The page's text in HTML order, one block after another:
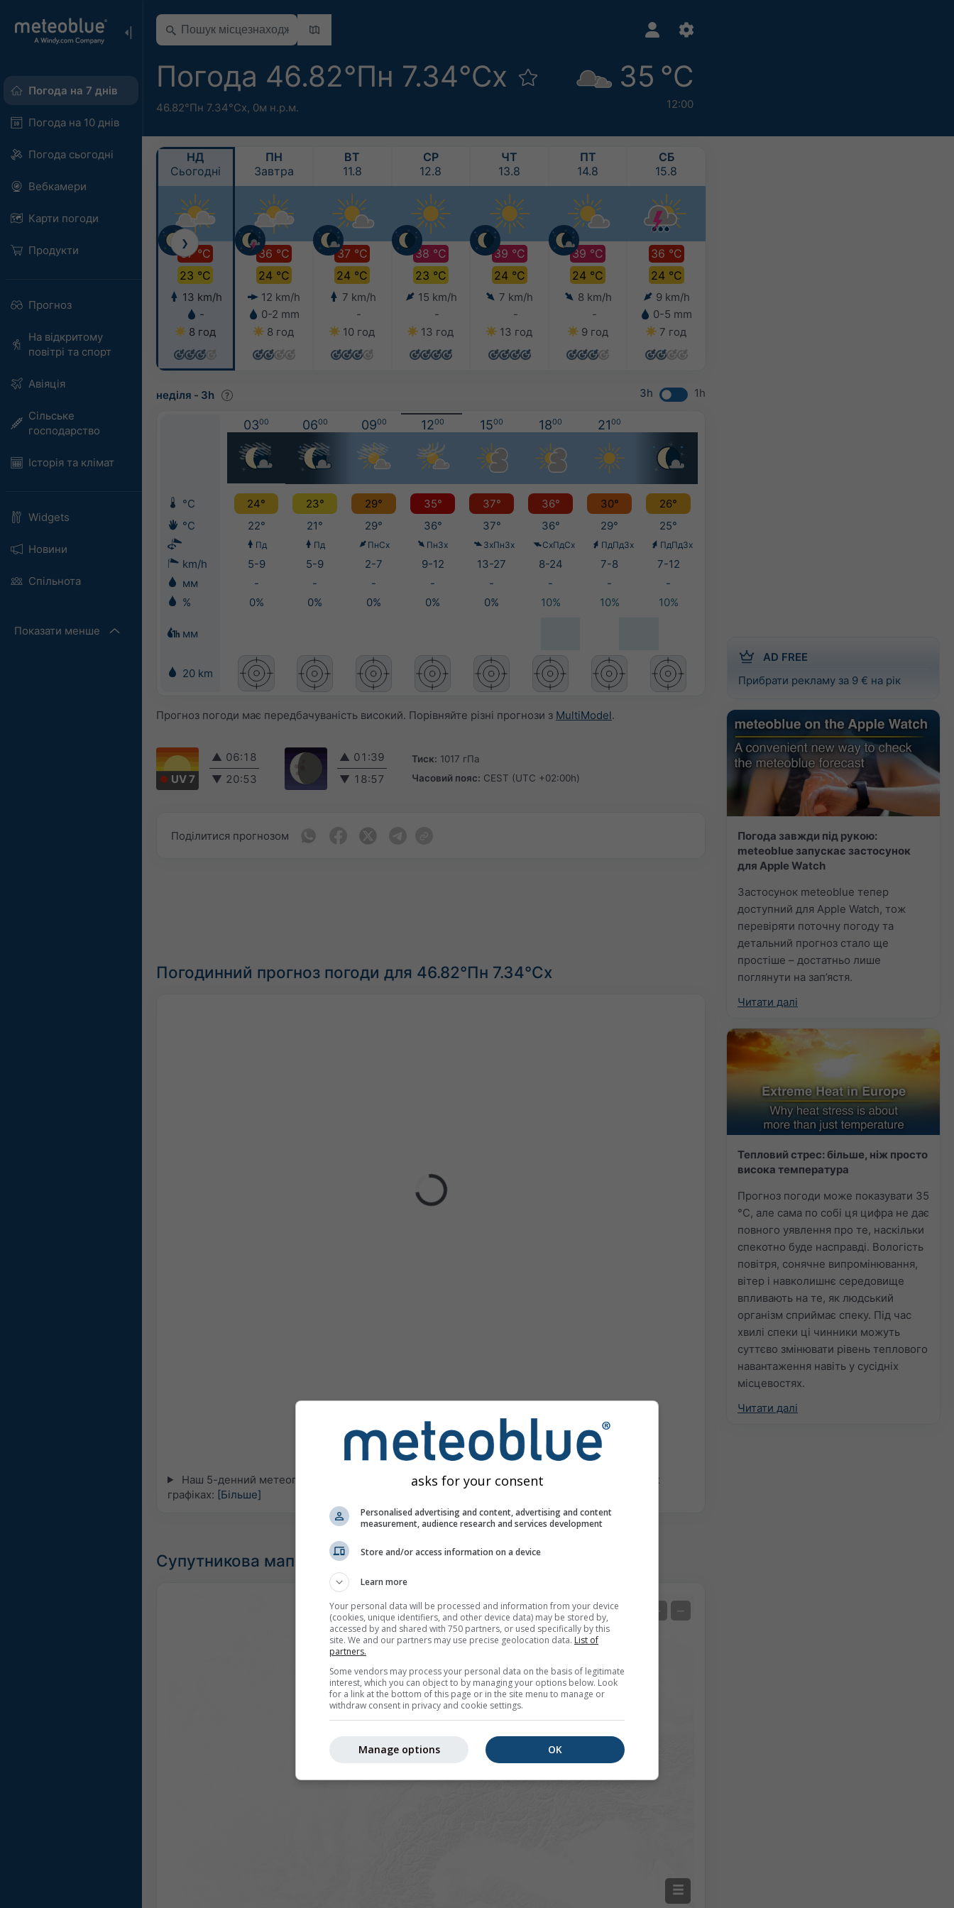
Погода на 7 днів
Погода на 10 днів
Погода сьогодні
Вебкамери
Карти погоди
Продукти
Прогноз
На відкритому
повітрі та спорт
Авіяція
Сільське
господарство
Історія та клімат
Widgets
Новини
Спільнота
Показати менше
Погода 46.82°Пн 7.34°Сх
46.82°Пн 7.34°Сх, 0м н.р.м.
35 °C
12:00
AD FREE
Прибрати рекламу за 9 € на рік
Погода завжди під рукою:
meteoblue запускає застосунок
для Apple Watch
Застосунок meteoblue тепер
доступний для Apple Watch, тож
перевіряти поточну погоду та
детальний прогноз стало ще
простіше – достатньо лише
поглянути на зап’ястя.
Читати далі
Тепловий стрес: більше, ніж просто
висока температура
Прогноз погоди може показувати 35
°C, але сама по собі ця цифра не дає
повного уявлення про те, наскільки
спекотно буде насправді. Вологість
повітря, сонячне випромінювання,
вітер і навколишнє середовище
впливають на те, як людський
організм сприймає спеку. Під час
хвилі спеки ці чинники можуть
суттєво змінювати рівень теплового
навантаження навіть у сусідніх
місцевостях.
Читати далі
НД
Сьогодні
37 °C
23 °C
13 km/h
-
8 год
ПН
Завтра
36 °C
24 °C
12 km/h
0-2 mm
8 год
ВТ
11.8
37 °C
24 °C
7 km/h
-
10 год
СР
12.8
38 °C
23 °C
15 km/h
-
13 год
ЧТ
13.8
39 °C
24 °C
7 km/h
-
13 год
ПТ
14.8
39 °C
24 °C
8 km/h
-
9 год
СБ
15.8
36 °C
24 °C
9 km/h
0-5 mm
7 год
❯
неділя - 3h 3h 1h
0300 0600 0900 1200 1500 1800 2100
°C 24° 23° 29° 35° 37° 36° 30°
26°
°C
22° 21° 29° 36° 37° 36° 29° 25°
Пд Пд ПнСх ПнЗх ЗхПнЗх СхПдСх ПдПдЗх ПдПдЗх
km/h 5-9 5-9 2-7 9-12 13-27 8-24 7-8
7-12
мм
- - - - - - -
-
%
0% 0% 0% 0% 0% 10% 10% 10%
мм
20 km
Прогноз погоди має передбачуваність високий. Порівняйте різні прогнози з MultiModel.
UV 7
▲ 06:18
▼ 20:53
▲ 01:39
▼ 18:57
Тиск: 1017 гПа
Часовий пояс: CEST (UTC +02:00h)
Поділитися прогнозом
Погодинний прогноз погоди для 46.82°Пн 7.34°Сх
Наш 5-денний метеограм для 46.82°Пн 7.34°Сх надає всю погодну інформацію у 3 простих
графіках: [Більше]
Супутникова мапа в реальному часі
+ −
asks for your consent
Personalised advertising and content, advertising and content
measurement, audience research and services development
Store and/or access information on a device
Learn more
Your personal data will be processed and information from your device
(cookies, unique identifiers, and other device data) may be stored by,
accessed by and shared with 750 partners, or used specifically by this
site. We and our partners may use precise geolocation data. List of
partners.
Some vendors may process your personal data on the basis of legitimate
interest, which you can object to by managing your options below. Look
for a link at the bottom of this page or in the site menu to manage or
withdraw consent in privacy and cookie settings.
OK
Manage options